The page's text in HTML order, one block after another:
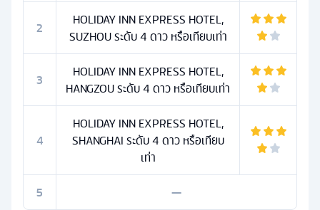
2
HOLIDAY INN EXPRESS HOTEL,
SUZHOU ระดับ 4 ดาว หรือเทียบเท่า
3
HOLIDAY INN EXPRESS HOTEL,
HANGZOU ระดับ 4 ดาว หรือเทียบเท่า
4
HOLIDAY INN EXPRESS HOTEL,
SHANGHAI ระดับ 4 ดาว หรือเทียบ
เท่า
5
—